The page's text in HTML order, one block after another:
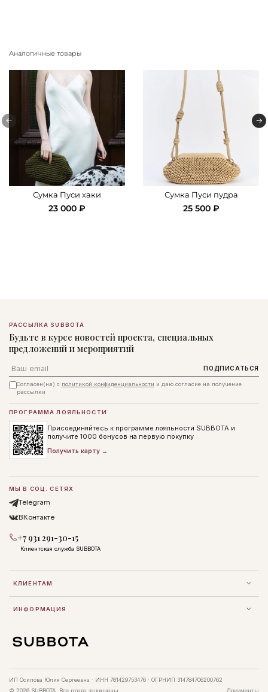
Аналогичные товары
Сумка Пуси хаки
23 000 ₽
Сумка Пуси пудра
25 500 ₽
РАССЫЛКА SUBBOTA
Будьте в курсе новостей проекта, специальных
предложений и мероприятий
Email ПОДПИСАТЬСЯ
Согласен(на) с политикой конфиденциальности и даю согласие на получение
рассылки
КЛИЕНТАМ
ИНФОРМАЦИЯ
ПРОГРАММА ЛОЯЛЬНОСТИ
Присоединяйтесь к программе лояльности SUBBOTA и
получите 1000 бонусов на первую покупку
Получить карту →
МЫ В СОЦ. СЕТЯХ
Telegram
ВКонтакте
+7 931 291-30-15
Клиентская служба SUBBOTA
ИП Осипова Юлия Сергеевна · ИНН 781429753476 · ОГРНИП 314784706200762
© 2026 SUBBOTA. Все права защищены.
Документы